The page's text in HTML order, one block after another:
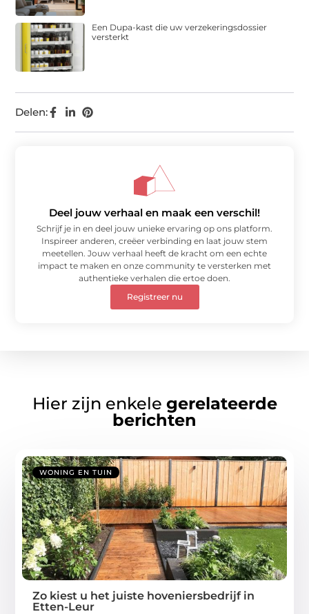
Delen:
Een Dupa-kast die uw verzekeringsdossier
versterkt
Deel jouw verhaal en maak een verschil!
Schrijf je in en deel jouw unieke ervaring op ons platform.
Inspireer anderen, creëer verbinding en laat jouw stem
meetellen. Jouw verhaal heeft de kracht om een echte
impact te maken en onze community te versterken met
authentieke verhalen die ertoe doen.
Registreer nu
Hier zijn enkele gerelateerde
berichten
WONING EN TUIN
Zo kiest u het juiste hoveniersbedrijf in
Etten-Leur